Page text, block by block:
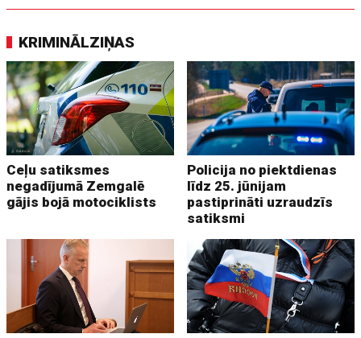
KRIMINĀLZIŅAS
Ceļu satiksmes
negadījumā Zemgalē
gājis bojā motociklists
Policija no piektdienas
līdz 25. jūnijam
pastiprināti uzraudzīs
satiksmi